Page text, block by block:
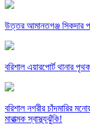
উত্তর আমানতগঞ্জ সিকদার
বরিশাল এয়ারপোর্ট থানার
বরিশাল নগরীর চাঁদমারির
মারাত্মক স্বাস্থ্যঝুঁকি!